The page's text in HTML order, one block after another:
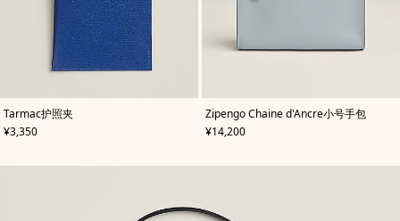
Tarmac护照夹
,颜
色:
蓝
,
价格
¥3,350
Zipengo Chaine d'Ancre小号手包
,颜
色:
蓝
,
价格
¥14,200